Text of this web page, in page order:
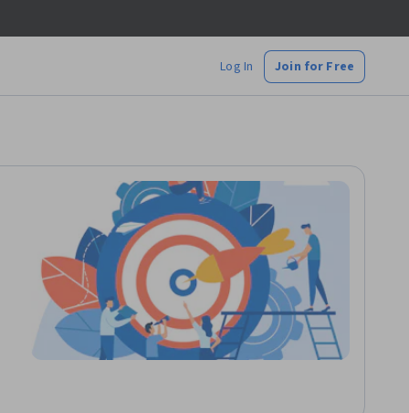
Log In Join for Free